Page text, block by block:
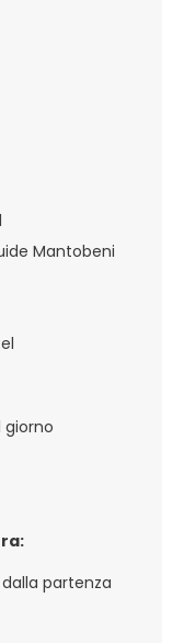
Mantobeni
partenza